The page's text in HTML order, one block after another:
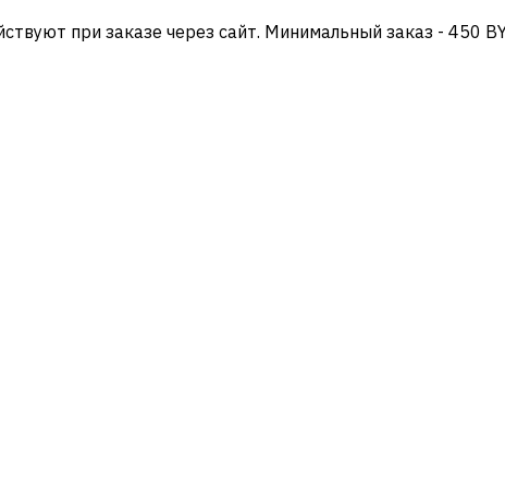
при заказе через сайт. Минимальный заказ - 450